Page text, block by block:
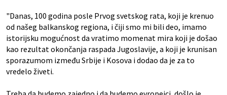
"Danas, 100 godina posle Prvog svetskog rata, koji je krenuo
od našeg balkanskog regiona, i čiji smo mi bili deo, imamo
istorijsku mogućnost da vratimo momenat mira koji je došao
kao rezultat okončanja raspada Jugoslavije, a koji je krunisan
sporazumom između Srbije i Kosova i dodao da je za to
vredelo živeti.